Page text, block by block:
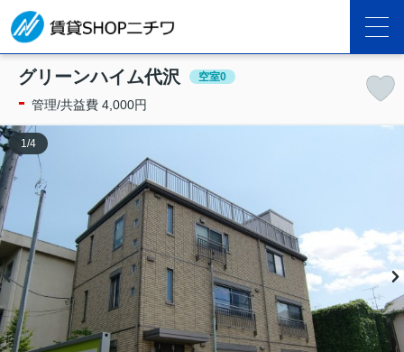
グリーンハイム代沢 空室0
- 管理/共益費 4,000円
1 /4